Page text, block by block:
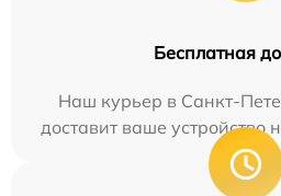
Бесплатная
Наш курьер в Санкт-
доставит ваше устройство